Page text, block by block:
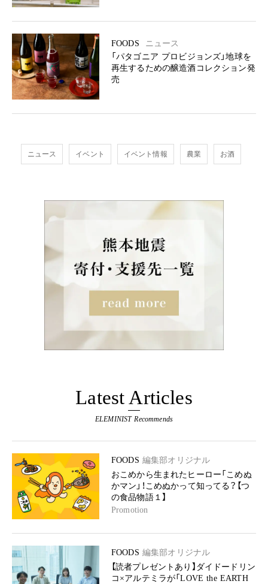
FOODS
ニュース
「パタゴニア プロビジョンズ」地球を
再生するための醸造酒コレクション発
売
ニュース イベント イベント情報 農業 お酒
Latest Articles
ELEMINIST Recommends
FOODS 編集部オリジナル
おこめから生まれたヒーロー「こめぬ
かマン」！こめぬかって知ってる？【つ
の食品物語１】
Promotion
FOODS 編集部オリジナル
【読者プレゼントあり】ダイドードリン
コ×アルテミラが「LOVE the EARTH